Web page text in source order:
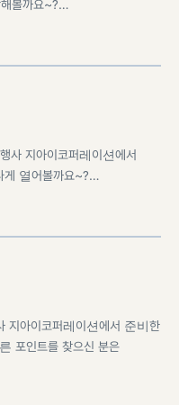
볼까요~?…
사 지아이코퍼레이션에서
게 열어볼까요~?…
지아이코퍼레이션에서 준비한
포인트를 찾으신 분은